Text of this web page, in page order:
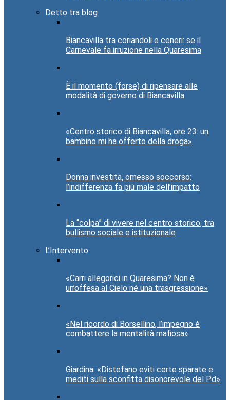
Detto tra blog
Biancavilla tra coriandoli e ceneri: se il
Carnevale fa irruzione nella Quaresima
È il momento (forse) di ripensare alle
modalità di governo di Biancavilla
«Centro storico di Biancavilla, ore 23: un
bambino mi ha offerto della droga»
Donna investita, omesso soccorso:
l’indifferenza fa più male dell’impatto
La “colpa” di vivere nel centro storico, tra
bullismo sociale e istituzionale
L’Intervento
«Carri allegorici in Quaresima? Non è
un’offesa al Cielo né una trasgressione»
«Nel ricordo di Borsellino, l’impegno è
combattere la mentalità mafiosa»
Giardina: «Distefano eviti certe sparate e
mediti sulla sconfitta disonorevole del Pd»